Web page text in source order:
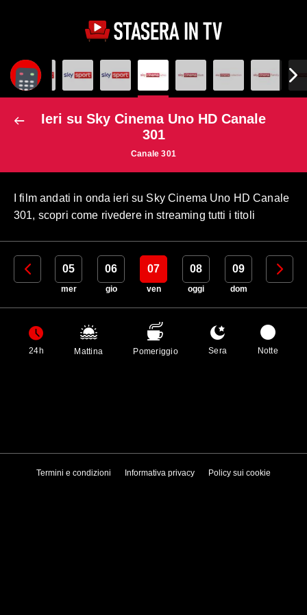
Ieri su Sky Cinema Uno HD Canale
301
Canale 301
I film andati in onda ieri su Sky Cinema Uno HD Canale
301, scopri come rivedere in streaming tutti i titoli
04 05
mer
06
gio
07
ven
08
oggi
09
dom
10
24h Mattina Pomeriggio Sera Notte
Termini e condizioni Informativa privacy Policy sui cookie